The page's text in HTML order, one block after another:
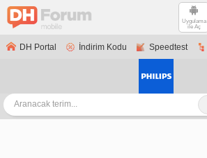
Uygulama
ile Aç
DH Portal İndirim Kodu Speedtest